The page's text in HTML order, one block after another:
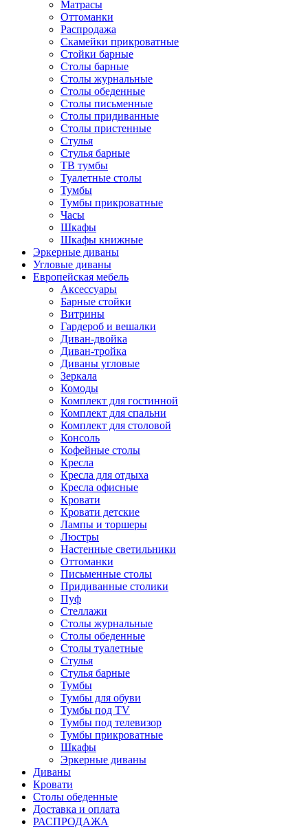
Матрасы
Оттоманки
Распродажа
Скамейки прикроватные
Стойки барные
Столы барные
Столы журнальные
Столы обеденные
Столы письменные
Столы придиванные
Столы пристенные
Стулья
Стулья барные
ТВ тумбы
Туалетные столы
Тумбы
Тумбы прикроватные
Часы
Шкафы
Шкафы книжные
Эркерные диваны
Угловые диваны
Европейская мебель
Аксессуары
Барные стойки
Витрины
Гардероб и вешалки
Диван-двойка
Диван-тройка
Диваны угловые
Зеркала
Комоды
Комплект для гостинной
Комплект для спальни
Комплект для столовой
Консоль
Кофейные столы
Кресла
Кресла для отдыха
Кресла офисные
Кровати
Кровати детские
Лампы и торшеры
Люстры
Настенные светильники
Оттоманки
Письменные столы
Придиванные столики
Пуф
Стеллажи
Столы журнальные
Столы обеденные
Столы туалетные
Стулья
Стулья барные
Тумбы
Тумбы для обуви
Тумбы под TV
Тумбы под телевизор
Тумбы прикроватные
Шкафы
Эркерные диваны
Диваны
Кровати
Столы обеденные
Доставка и оплата
РАСПРОДАЖА